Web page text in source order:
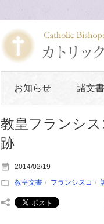
お知らせ 諸文書
教皇フランシス
跡
2014/02/19
教皇文書
フランシスコ